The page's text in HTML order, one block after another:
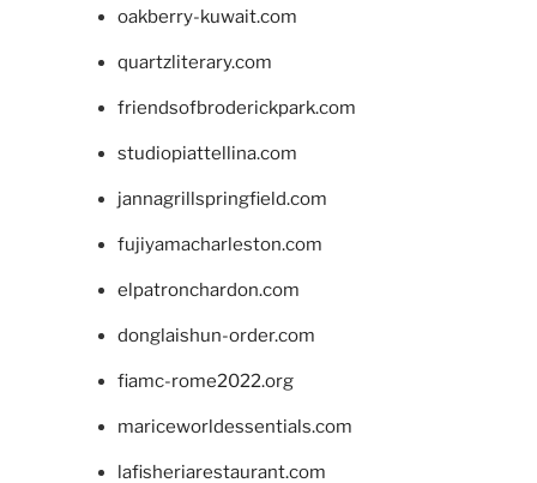
oakberry-kuwait.com
quartzliterary.com
friendsofbroderickpark.com
studiopiattellina.com
jannagrillspringfield.com
fujiyamacharleston.com
elpatronchardon.com
donglaishun-order.com
fiamc-rome2022.org
mariceworldessentials.com
lafisheriarestaurant.com